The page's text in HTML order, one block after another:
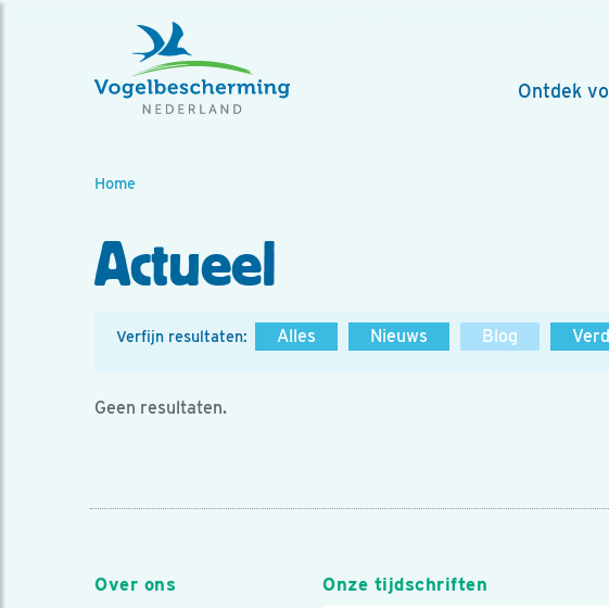
Ontdek
Home
Actueel
Verfijn resultaten: Alles Nieuws Blog
Geen resultaten.
Over ons Onze tijdschriften